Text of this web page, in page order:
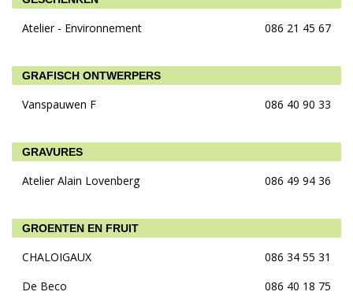
Atelier - Environnement 086 21 45 67
GRAFISCH ONTWERPERS
Vanspauwen F 086 40 90 33
GRAVURES
Atelier Alain Lovenberg 086 49 94 36
GROENTEN EN FRUIT
CHALOIGAUX
086 34 55 31
De Beco
086 40 18 75